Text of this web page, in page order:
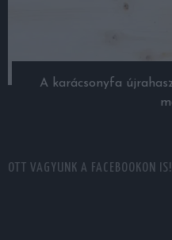
A karácsonyfa
OTT VAGYUNK A FACEBOOKON IS!